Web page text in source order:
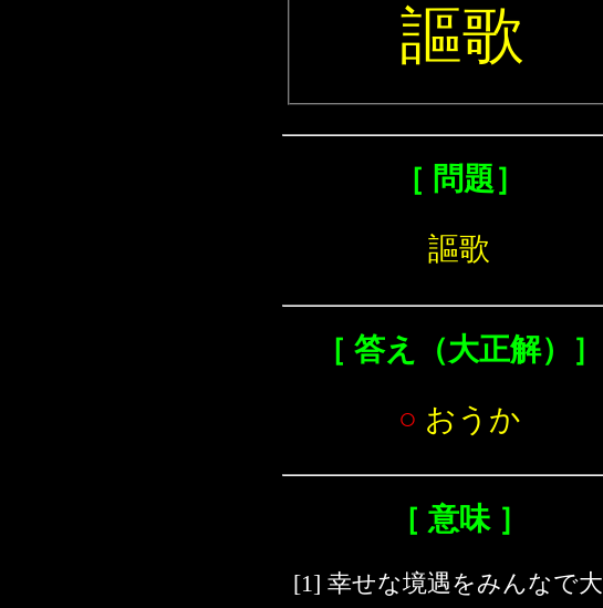
謳歌
［ 問題］
謳歌
［ 答え（大正解）］
○ おうか
［ 意味 ］
[1] 幸せな境遇をみんなで大